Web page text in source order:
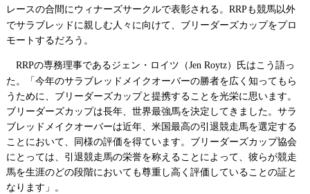
レースの合間にウィナーズサークルで表彰される。 RRPも競馬以外
でサラブレッドに親しむ人々に向けて、ブリーダーズカップをプロ
モートするだろう。
RRPの専務理事であるジェン・ロイツ（Jen Roytz）氏はこう語っ
た。「今年のサラブレッドメイクオーバーの勝者を広く知ってもら
うために、ブリーダーズカップと提携することを光栄に思います。
ブリーダーズカップは長年、世界最強馬を決定してきました。サラ
ブレッドメイクオーバーは近年、米国最高の引退競走馬を選定する
ことにおいて、同様の評価を得ています。ブリーダーズカップ協会
にとっては、引退競走馬の栄誉を称えることによって、彼らが競走
馬を生涯のどの段階においても尊重し高く評価していることの証と
なります」。